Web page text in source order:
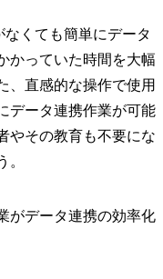
くても簡単にデータ
かっていた時間を大幅
、直感的な操作で使用
データ連携作業が可能
やその教育も不要にな
。
がデータ連携の効率化